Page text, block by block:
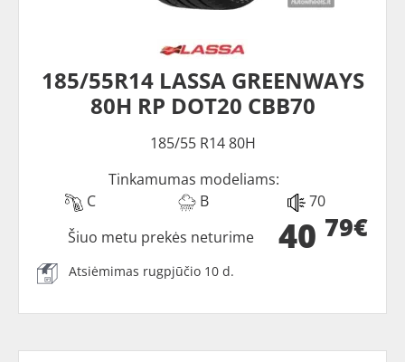
185/55R14 LASSA GREENWAYS
80H RP DOT20 CBB70
185/55 R14 80H
Tinkamumas modeliams:
C
B 70
40 79€
Šiuo metu prekės neturime
Atsiėmimas rugpjūčio 10 d.